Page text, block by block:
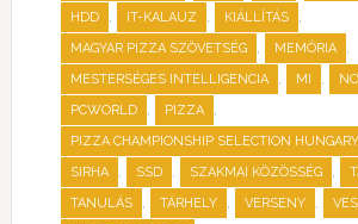
HDD , IT-KALAUZ , KIÁLLÍTÁS ,
MAGYAR PIZZA SZÖVETSÉG , MEMÓRIA ,
MESTERSÉGES INTELLIGENCIA , MI ,
PCWORLD , PIZZA ,
PIZZA CHAMPIONSHIP SELECTION HUNGARY
SIRHA , SSD , SZAKMAI KÖZÖSSÉG ,
TANULÁS , TÁRHELY , VERSENY ,